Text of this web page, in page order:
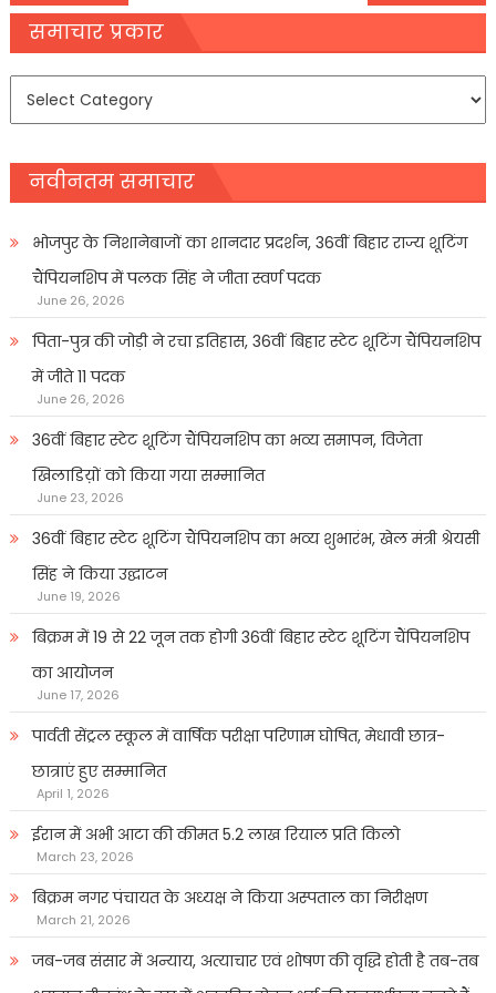
navigation
समाचार प्रकार
समाचार
नवीनतम समाचार
भोजपुर के निशानेबाजों का शानदार प्रदर्शन, 36वीं बिहार राज्य शूटिंग
चैंपियनशिप में पलक सिंह ने जीता स्वर्ण पदक
June 26, 2026
पिता-पुत्र की जोड़ी ने रचा इतिहास, 36वीं बिहार स्टेट शूटिंग चैंपियनशिप
में जीते 11 पदक
June 26, 2026
36वीं बिहार स्टेट शूटिंग चैंपियनशिप का भव्य समापन, विजेता
खिलाडिय़ों को किया गया सम्मानित
June 23, 2026
36वीं बिहार स्टेट शूटिंग चैंपियनशिप का भव्य शुभारंभ, खेल मंत्री श्रेयसी
सिंह ने किया उद्घाटन
June 19, 2026
बिक्रम में 19 से 22 जून तक होगी 36वीं बिहार स्टेट शूटिंग चैंपियनशिप
का आयोजन
June 17, 2026
पार्वती सेंट्रल स्कूल में वार्षिक परीक्षा परिणाम घोषित, मेधावी छात्र-
छात्राएं हुए सम्मानित
April 1, 2026
ईरान में अभी आटा की कीमत 5.2 लाख रियाल प्रति किलो
March 23, 2026
बिक्रम नगर पंचायत के अध्यक्ष ने किया अस्पताल का निरीक्षण
March 21, 2026
जब-जब संसार में अन्याय, अत्याचार एवं शोषण की वृद्धि होती है तब-तब